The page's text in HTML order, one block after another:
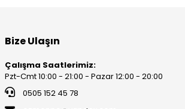
Bize Ulaşın
Çalışma Saatlerimiz:
Pzt-Cmt 10:00 - 21:00 - Pazar 12:00 - 20:00
0505 152 45 78